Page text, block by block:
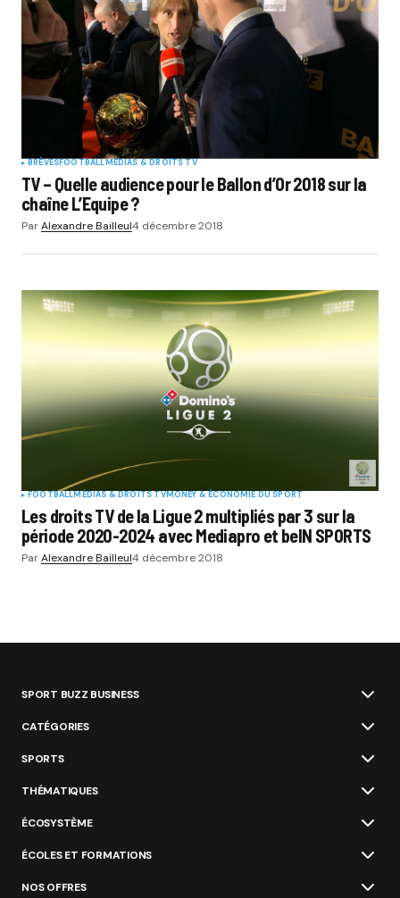
BRÈVESFOOTBALLMÉDIAS & DROITS TV
TV – Quelle audience pour le Ballon d’Or 2018 sur la
chaîne L’Equipe ?
ParAlexandre Bailleul4 décembre 2018
FOOTBALLMÉDIAS & DROITS TVMONEY & ÉCONOMIE DU SPORT
Les droits TV de la Ligue 2 multipliés par 3 sur la
période 2020-2024 avec Mediapro et beIN SPORTS
ParAlexandre Bailleul4 décembre 2018
SPORT BUZZ BUSINESS
CATÉGORIES
SPORTS
THÉMATIQUES
ÉCOSYSTÈME
ÉCOLES ET FORMATIONS
NOS OFFRES